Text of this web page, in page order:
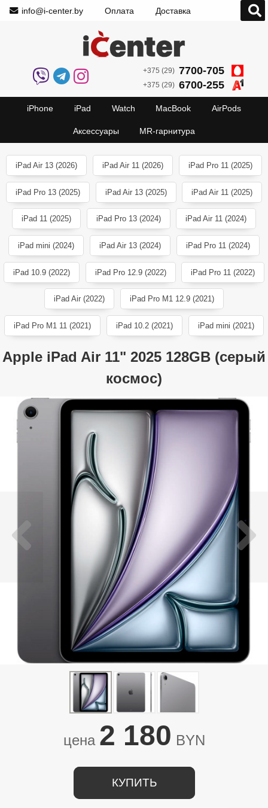
info@i-center.by Оплата Доставка
+375 (29) 7700-705
+375 (29) 6700-255
iPhone iPad Watch MacBook AirPods
Аксессуары MR-гарнитура
iPad Air 13 (2026) iPad Air 11 (2026) iPad Pro 11 (2025)
iPad Pro 13 (2025) iPad Air 13 (2025) iPad Air 11 (2025)
iPad 11 (2025) iPad Pro 13 (2024) iPad Air 11 (2024)
iPad mini (2024) iPad Air 13 (2024) iPad Pro 11 (2024)
iPad 10.9 (2022) iPad Pro 12.9 (2022) iPad Pro 11 (2022)
iPad Air (2022) iPad Pro M1 12.9 (2021)
iPad Pro M1 11 (2021) iPad 10.2 (2021) iPad mini (2021)
Apple iPad Air 11" 2025 128GB (серый
космос)
цена 2 180 BYN
КУПИТЬ